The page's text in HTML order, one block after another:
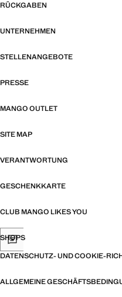
RÜCKGABEN
UNTERNEHMEN
STELLENANGEBOTE
PRESSE
MANGO OUTLET
SITE MAP
VERANTWORTUNG
GESCHENKKARTE
CLUB MANGO LIKES YOU
SHOPS
DATENSCHUTZ- UND COOKIE-
ALLGEMEINE